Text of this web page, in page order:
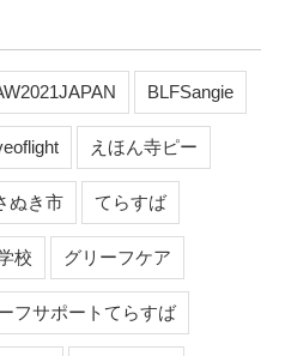
BLFSangie
えほん寺ピー
ぬき市 てらすば
校 グリーフケア
フサポートてらすば